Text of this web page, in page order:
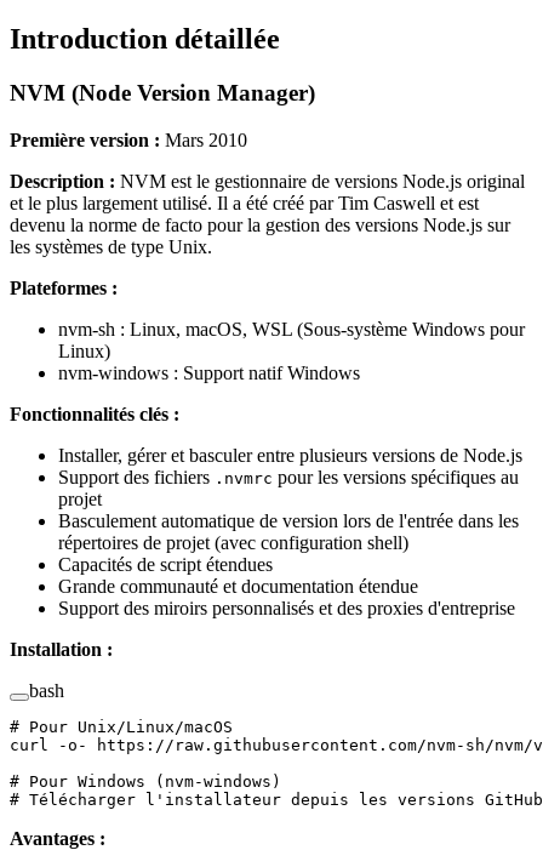
Introduction détaillée
NVM (Node Version Manager)
Première version : Mars 2010
Description : NVM est le gestionnaire de versions Node.js original
et le plus largement utilisé. Il a été créé par Tim Caswell et est
devenu la norme de facto pour la gestion des versions Node.js sur
les systèmes de type Unix.
Plateformes :
nvm-sh : Linux, macOS, WSL (Sous-système Windows pour
Linux)
nvm-windows : Support natif Windows
Fonctionnalités clés :
Installer, gérer et basculer entre plusieurs versions de Node.js
Support des fichiers .nvmrc pour les versions spécifiques au
projet
Basculement automatique de version lors de l'entrée dans les
répertoires de projet (avec configuration shell)
Capacités de script étendues
Grande communauté et documentation étendue
Support des miroirs personnalisés et des proxies d'entreprise
Installation :
bash
# Pour Unix/Linux/macOS
curl -o-
https://raw.githubusercontent.com/nvm-sh/
# Pour Windows (nvm-windows)
# Télécharger l'installateur depuis les versions GitHub
Avantages :